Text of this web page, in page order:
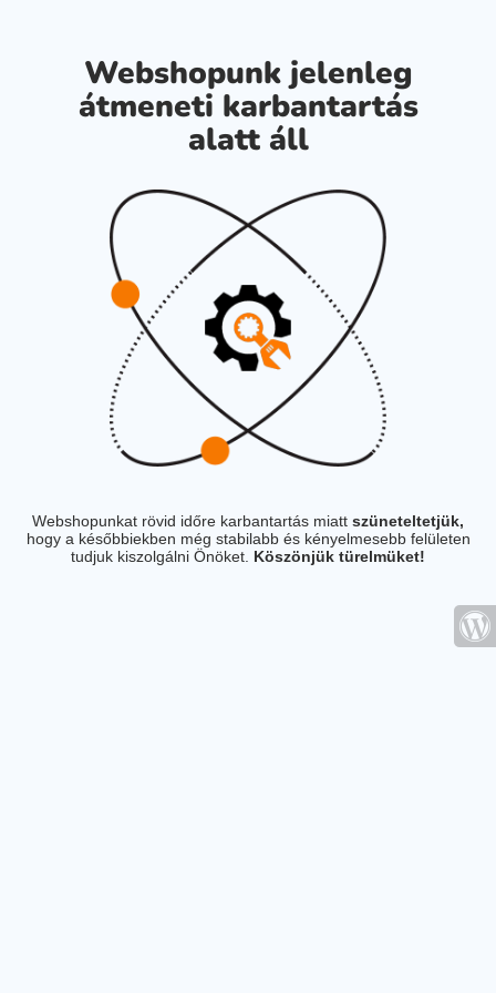
Webshopunk jelenleg
átmeneti karbantartás
alatt áll
Webshopunkat rövid időre karbantartás miatt szüneteltetjük,
hogy a későbbiekben még stabilabb és kényelmesebb felületen
tudjuk kiszolgálni Önöket. Köszönjük türelmüket!